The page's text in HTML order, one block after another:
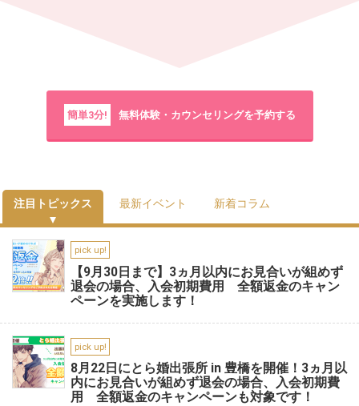
簡単3分! 無料体験・カウンセリングを予約する
注目トピックス 最新イベント 新着コラム
pick up!
【9月30日まで】3ヵ月以内にお見合いが組めず
退会の場合、入会初期費用 全額返金のキャン
ペーンを実施します！
pick up!
8月22日にとら婚出張所 in 豊橋を開催！3ヵ月以
内にお見合いが組めず退会の場合、入会初期費
用 全額返金のキャンペーンも対象です！